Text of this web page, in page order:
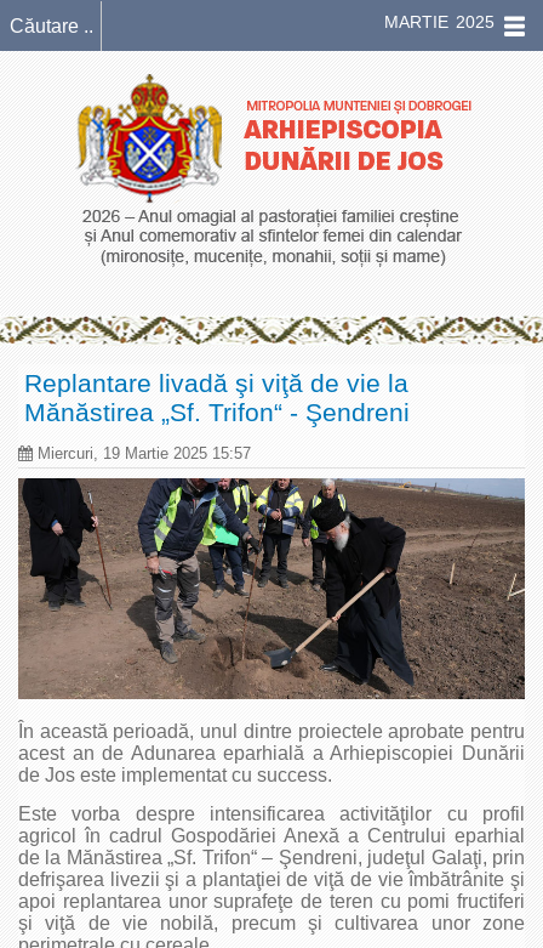
MARTIE 2025
Replantare livadă şi viţă de vie la
Mănăstirea „Sf. Trifon“ - Şendreni
Miercuri, 19 Martie 2025 15:57
În această perioadă, unul dintre proiectele aprobate pentru
acest an de Adunarea eparhială a Arhiepiscopiei Dunării
de Jos este implementat cu success.
Este vorba despre intensificarea activităţilor cu profil
agricol în cadrul Gospodăriei Anexă a Centrului eparhial
de la Mănăstirea „Sf. Trifon“ – Şendreni, judeţul Galaţi, prin
defrişarea livezii şi a plantaţiei de viţă de vie îmbătrânite şi
apoi replantarea unor suprafeţe de teren cu pomi fructiferi
şi viţă de vie nobilă, precum şi cultivarea unor zone